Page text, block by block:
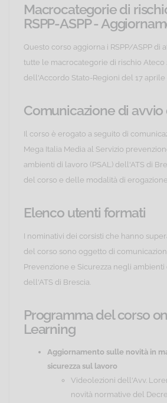
Macrocategorie di
RSPP-ASPP -
Questo corso aggiorna i RSPP/ASPP di
tutte le macrocategorie di rischio Ateco
dell'Accordo Stato-Regioni del 17 aprile
Comunicazione di avvio
Il corso è erogato a seguito di
Mega Italia Media al Servizio
ambienti di lavoro (PSAL) dell'ATS di
del corso e delle modalità di erogazione.
Elenco utenti formati
I nominativi dei corsisti che hanno
del corso sono oggetto di
Prevenzione e Sicurezza negli ambienti
dell'ATS di Brescia.
Programma del corso
Learning
Aggiornamento sulle novità in
sicurezza sul lavoro
Videolezioni dell'Avv.
novità normative del